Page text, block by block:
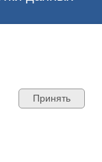
Принять